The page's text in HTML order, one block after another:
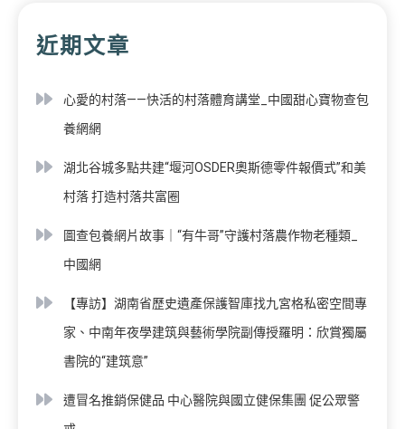
近期文章
心愛的村落——快活的村落體育講堂_中國甜心寶物查包
養網網
湖北谷城多點共建“堰河OSDER奧斯德零件報價式”和美
村落 打造村落共富圈
圖查包養網片故事｜“有牛哥”守護村落農作物老種類_
中國網
【專訪】湖南省歷史遺產保護智庫找九宮格私密空間專
家、中南年夜學建筑與藝術學院副傳授羅明：欣賞獨屬
書院的“建筑意”
遭冒名推銷保健品 中心醫院與國立健保集團 促公眾警